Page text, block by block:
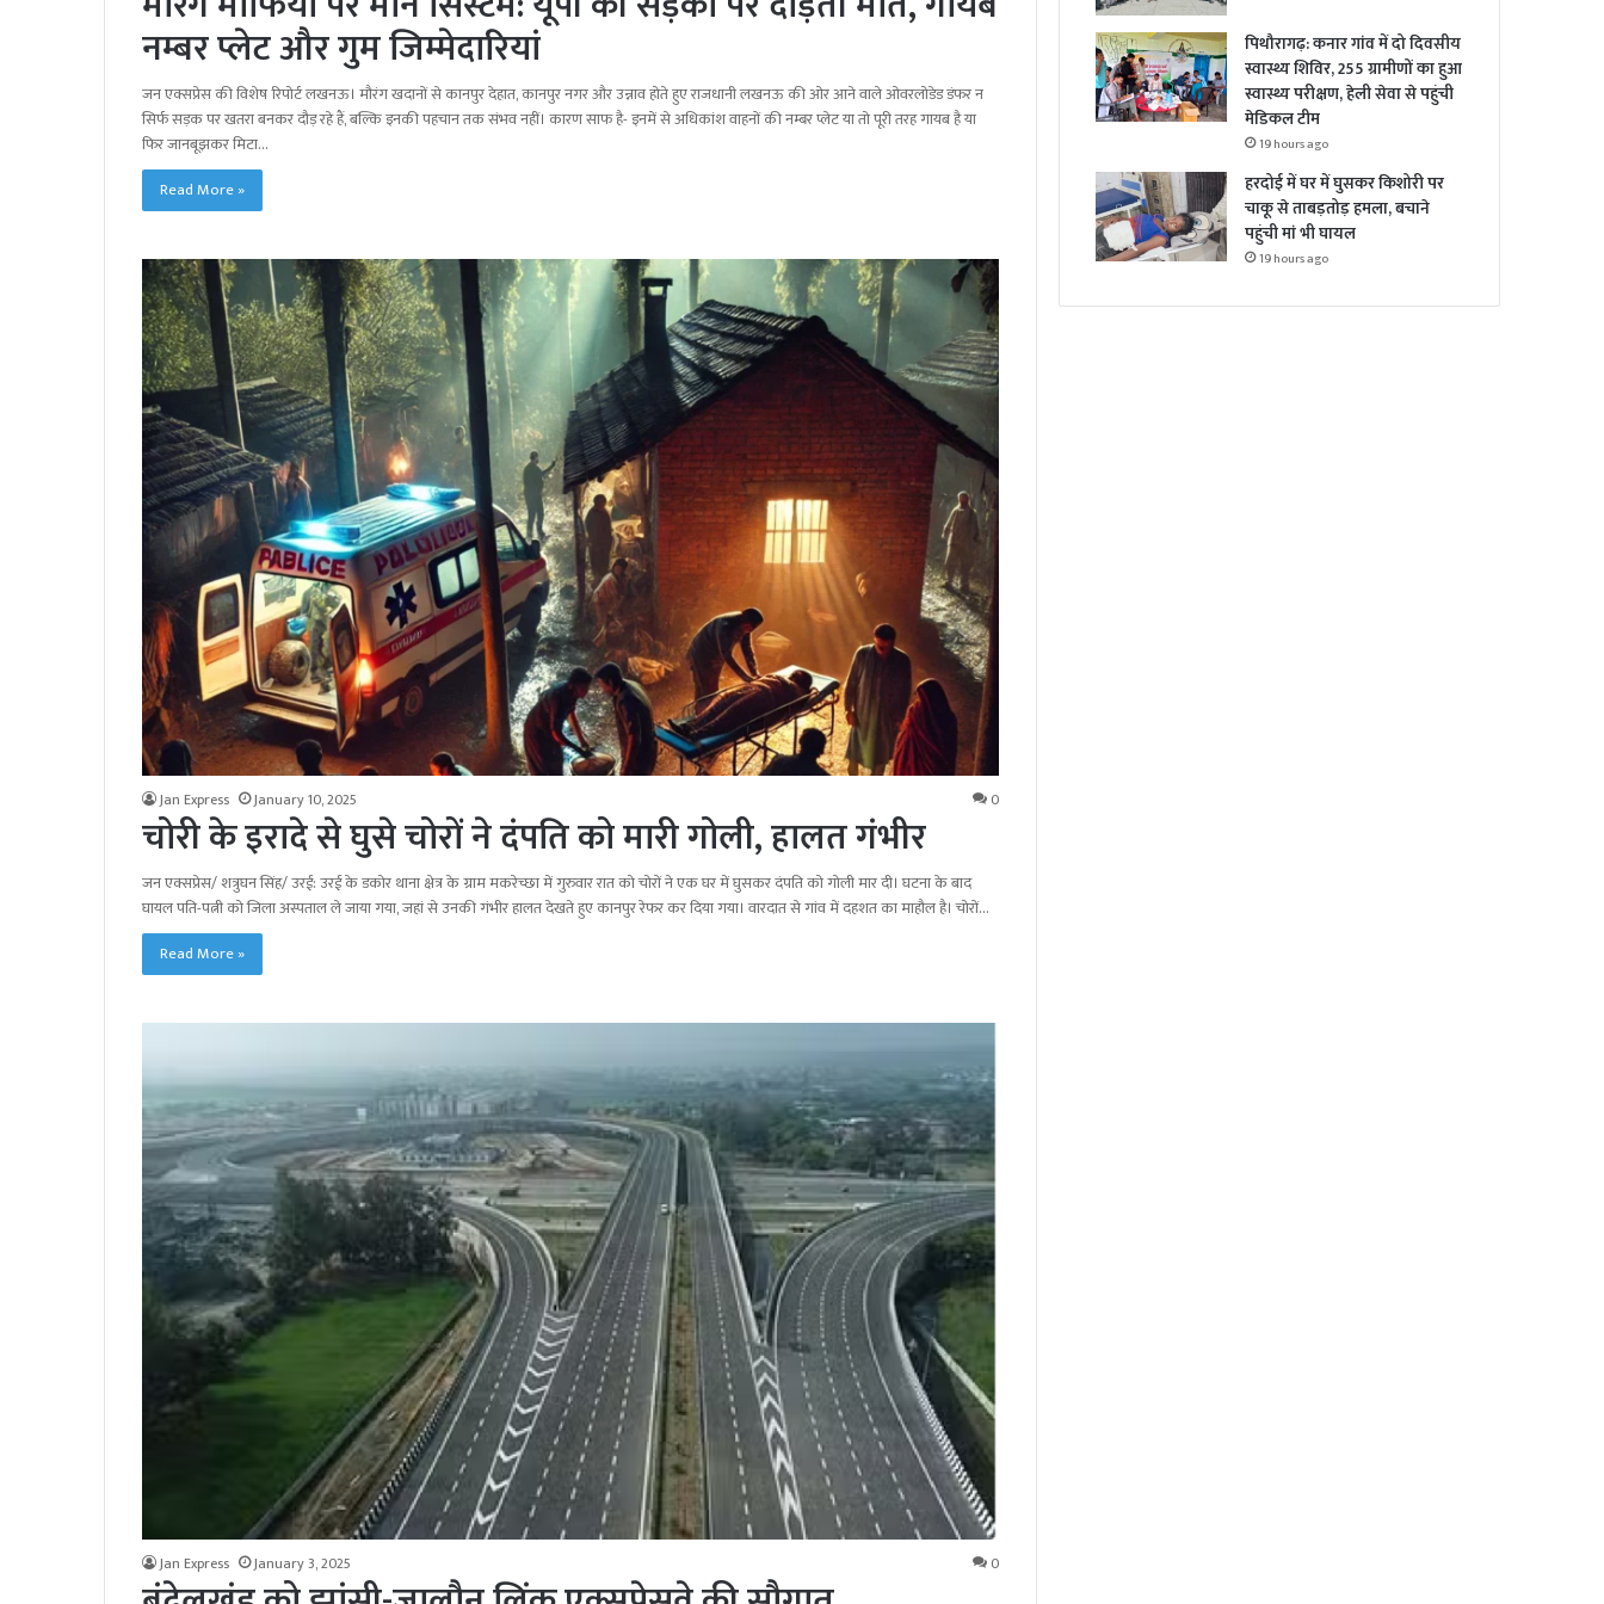
नम्बर प्लेट और गुम जिम्मेदारियां
जन एक्सप्रेस की विशेष रिपोर्ट लखनऊ। मौरंग खदानों से कानपुर देहात, कानपुर नगर और उन्नाव होते हुए राजधानी लखनऊ की ओर आने वाले ओवरलोडेड डंफर न
सिर्फ सड़क पर खतरा बनकर दौड़ रहे हैं, बल्कि इनकी पहचान तक संभव नहीं। कारण साफ है- इनमें से अधिकांश वाहनों की नम्बर प्लेट या तो पूरी तरह गायब है या
फिर जानबूझकर मिटा…
Read More »
Jan Express January 10, 2025 0
चोरी के इरादे से घुसे चोरों ने दंपति को मारी गोली, हालत गंभीर
जन एक्सप्रेस/ शत्रुघन सिंह/ उरई: उरई के डकोर थाना क्षेत्र के ग्राम मकरेच्छा में गुरुवार रात को चोरों ने एक घर में घुसकर दंपति को गोली मार दी। घटना के बाद
घायल पति-पत्नी को जिला अस्पताल ले जाया गया, जहां से उनकी गंभीर हालत देखते हुए कानपुर रेफर कर दिया गया। वारदात से गांव में दहशत का माहौल है। चोरों…
Read More »
Jan Express January 3, 2025 0
पिथौरागढ़: कनार गांव में दो दिवसीय
स्वास्थ्य शिविर, 255 ग्रामीणों का हुआ
स्वास्थ्य परीक्षण, हेली सेवा से पहुंची
मेडिकल टीम
19 hours ago
हरदोई में घर में घुसकर किशोरी पर
चाकू से ताबड़तोड़ हमला, बचाने
पहुंची मां भी घायल
19 hours ago